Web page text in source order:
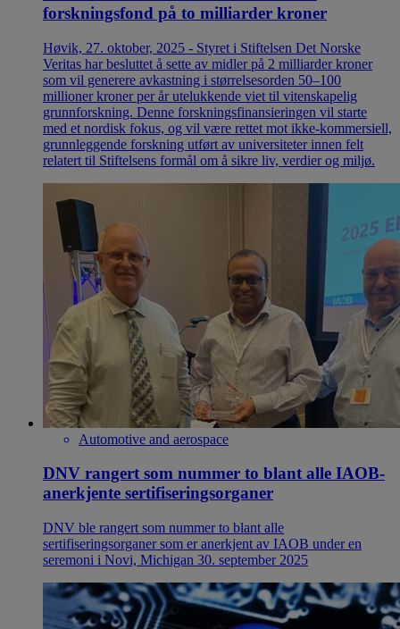
forskningsfond på to milliarder kroner
Høvik, 27. oktober, 2025 - Styret i Stiftelsen Det Norske
Veritas har besluttet å sette av midler på 2 milliarder kroner
som vil generere avkastning i størrelsesorden 50–100
millioner kroner per år utelukkende viet til vitenskapelig
grunnforskning. Denne forskningsfinansieringen vil starte
med et nordisk fokus, og vil være rettet mot ikke-kommersiell,
grunnleggende forskning utført av universiteter innen felt
relatert til Stiftelsens formål om å sikre liv, verdier og miljø.
Automotive and aerospace
DNV rangert som nummer to blant alle IAOB-
anerkjente sertifiseringsorganer
DNV ble rangert som nummer to blant alle
sertifiseringsorganer som er anerkjent av IAOB under en
seremoni i Novi, Michigan 30. september 2025